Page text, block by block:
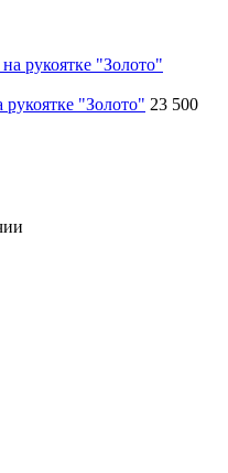
"Золото" 23 500